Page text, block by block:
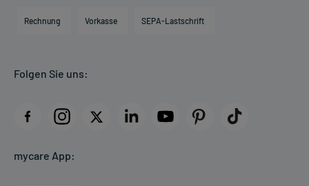
Direktabrechnung PKV
AGB
Datenschutz
Rückgabe/Widerruf
Rechnung Vorkasse SEPA-Lastschrift
Folgen Sie uns:
mycare App: